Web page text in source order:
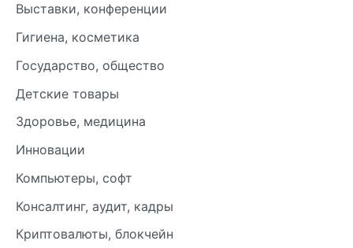
Выставки, конференции
Гигиена, косметика
Государство, общество
Детские товары
Здоровье, медицина
Инновации
Компьютеры, софт
Консалтинг, аудит, кадры
Криптовалюты, блокчейн